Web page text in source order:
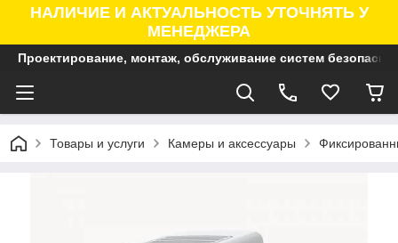
НАЛИЧИЕ И АКТУАЛЬНОСТЬ УТОЧНЯТЬ У
МЕНЕДЖЕРА
Проектирование, монтаж, обслуживание систем
Товары и услуги Камеры и аксессуары